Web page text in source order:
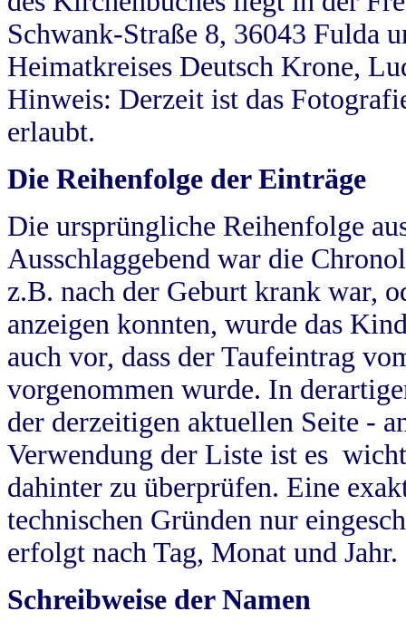
Schwank-Straße 8, 36043 Fulda
Heimatkreises Deutsch Krone,
Hinweis: Derzeit ist das
erlaubt.
Die Reihenfolge der Einträge
Die ursprüngliche Reihenfolge
Ausschlaggebend war die
z.B. nach der Geburt krank war,
anzeigen konnten, wurde das
auch vor, dass der Taufeintrag
vorgenommen wurde. In
der derzeitigen aktuellen Seite -
Verwendung der Liste ist es
dahinter zu überprüfen. Eine
technischen Gründen nur
erfolgt nach Tag, Monat und Jahr.
Schreibweise der Namen